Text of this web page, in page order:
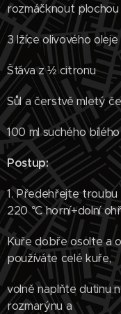
rozmáčknout
3 lžíce olivového oleje
Šťáva z ½ citronu
Sůl a čerstvě mletý
100 ml suchého
Postup:
1. Předehřejte
220 °C horní+dolní
Kuře dobře osolte a
používáte celé kuře,
volně naplňte dutinu
rozmarýnu a